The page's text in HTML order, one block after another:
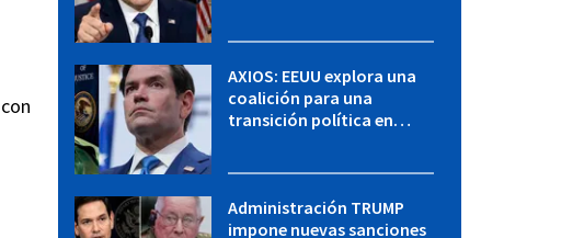
AXIOS: EEUU explora una
coalición para una
transición política en
Administración TRUMP
impone nuevas sanciones